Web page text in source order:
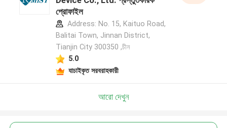
প্রোফাইল
Address: No. 15, Kaituo Road,
Balitai Town, Jinnan District,
Tianjin City 300350 ,চীন
5.0
যাচাইকৃত সরবরাহকারী
আরো দেখুন